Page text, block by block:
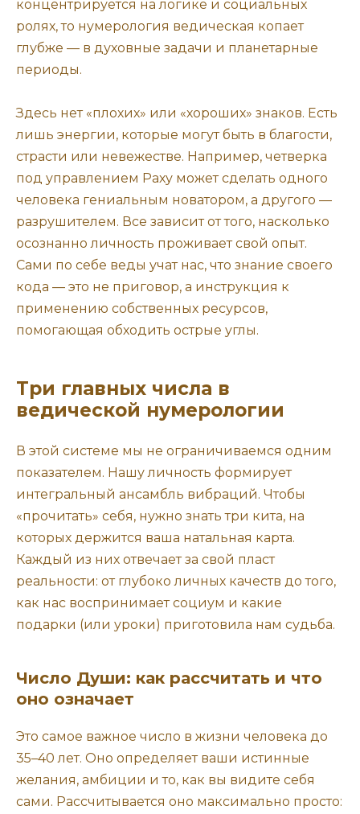
концентрируется на логике и социальных
ролях, то нумерология ведическая копает
глубже — в духовные задачи и планетарные
периоды.
Здесь нет «плохих» или «хороших» знаков. Есть
лишь энергии, которые могут быть в благости,
страсти или невежестве. Например, четверка
под управлением Раху может сделать одного
человека гениальным новатором, а другого —
разрушителем. Все зависит от того, насколько
осознанно личность проживает свой опыт.
Сами по себе веды учат нас, что знание своего
кода — это не приговор, а инструкция к
применению собственных ресурсов,
помогающая обходить острые углы.
Три главных числа в
ведической нумерологии
В этой системе мы не ограничиваемся одним
показателем. Нашу личность формирует
интегральный ансамбль вибраций. Чтобы
«прочитать» себя, нужно знать три кита, на
которых держится ваша натальная карта.
Каждый из них отвечает за свой пласт
реальности: от глубоко личных качеств до того,
как нас воспринимает социум и какие
подарки (или уроки) приготовила нам судьба.
Число Души: как рассчитать и что
оно означает
Это самое важное число в жизни человека до
35–40 лет. Оно определяет ваши истинные
желания, амбиции и то, как вы видите себя
сами. Рассчитывается оно максимально просто: